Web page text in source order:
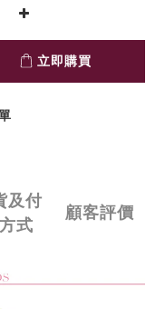
立即購買
及付
式
顧客評價